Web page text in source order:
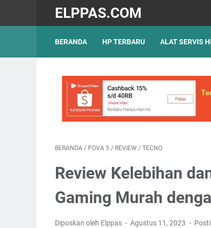
ELPPAS.COM
BERANDA HP TERBARU ALAT SERVIS
BERANDA / POVA 5 / REVIEW / TECNO
Review Kelebihan
Gaming Murah
Diposkan oleh Elppas Agustus 11, 2023